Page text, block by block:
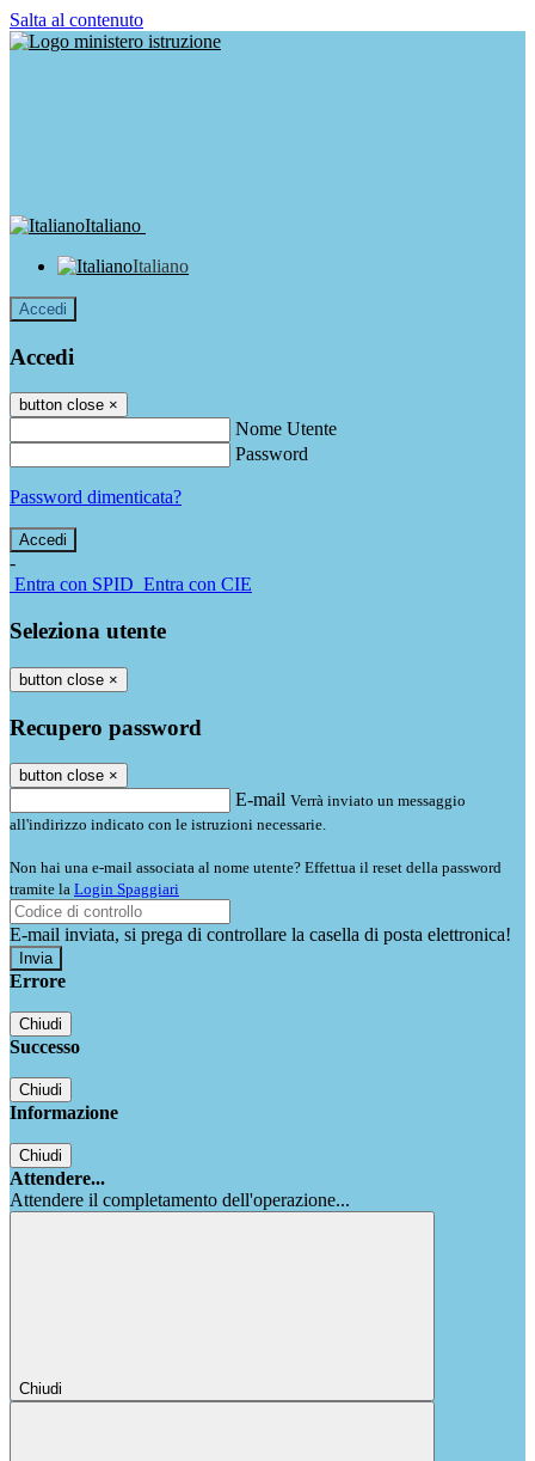
Salta al contenuto
Italiano
Italiano
Accedi
Accedi
button close ×
Nome Utente
Password
Password dimenticata?
-
Entra con SPID Entra con CIE
Seleziona utente
button close ×
Recupero password
button close ×
E-mail Verrà inviato un messaggio
all'indirizzo indicato con le istruzioni necessarie.
Non hai una e-mail associata al nome utente? Effettua il reset della password
tramite la Login Spaggiari
E-mail inviata, si prega di controllare la casella di posta elettronica!
Errore
Chiudi
Successo
Chiudi
Informazione
Chiudi
Attendere...
Attendere il completamento dell'operazione...
Chiudi